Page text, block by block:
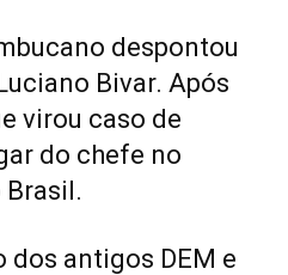
despontou
Bivar. Após
virou caso de
do chefe no
Brasil.
dos antigos DEM e